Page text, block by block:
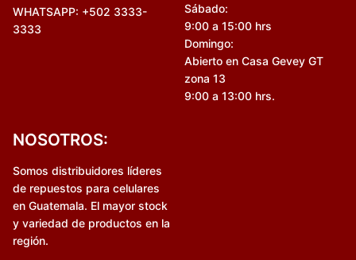
WHATSAPP: +502 3333-
3333
Sábado:
9:00 a 15:00 hrs
Domingo:
Abierto en Casa Gevey GT
zona 13
9:00 a 13:00 hrs.
NOSOTROS:
Somos distribuidores líderes
de repuestos para celulares
en Guatemala. El mayor stock
y variedad de productos en la
región.